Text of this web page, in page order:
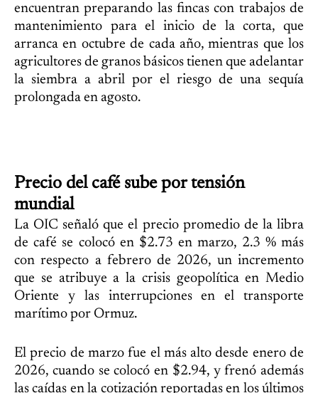
encuentran preparando las fincas con trabajos de
mantenimiento para el inicio de la corta, que
arranca en octubre de cada año, mientras que los
agricultores de granos básicos tienen que adelantar
la siembra a abril por el riesgo de una sequía
prolongada en agosto.
Precio del café sube por tensión
mundial
La OIC señaló que el precio promedio de la libra
de café se colocó en $2.73 en marzo, 2.3 % más
con respecto a febrero de 2026, un incremento
que se atribuye a la crisis geopolítica en Medio
Oriente y las interrupciones en el transporte
marítimo por Ormuz.
El precio de marzo fue el más alto desde enero de
2026, cuando se colocó en $2.94, y frenó además
las caídas en la cotización reportadas en los últimos